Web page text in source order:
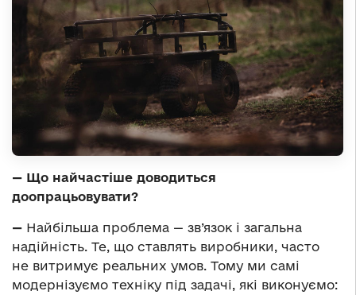
— Що найчастіше доводиться
доопрацьовувати?
— Найбільша проблема — зв’язок і загальна
надійність. Те, що ставлять виробники, часто
не витримує реальних умов. Тому ми самі
модернізуємо техніку під задачі, які виконуємо: